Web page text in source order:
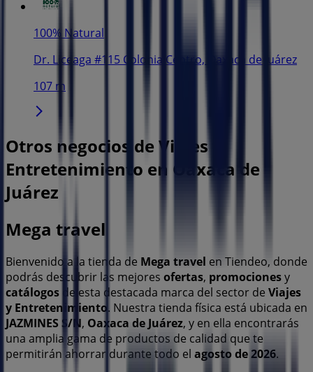
100% Natural
Dr. Liceaga #115 Colonia Centro, Oaxaca de Juárez
107 m
Otros negocios de Viajes y
Entretenimiento en Oaxaca de
Juárez
Mega travel
Bienvenido a la tienda de Mega travel en Tiendeo, donde
podrás descubrir las mejores ofertas, promocionesy
catálogos de esta destacada marca del sector de Viajes
y Entretenimiento. Nuestra tienda física está ubicada en
JAZMINES S/N, Oaxaca de Juárez, y en ella encontrarás
una amplia gama de productos de calidad que te
permitirán ahorrar durante todo el agosto de 2026.